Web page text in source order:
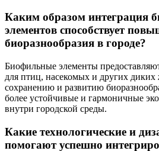
Каким образом интеграция
элементов способствует
биоразнообразия в городе?
Биофильные элементы
для птиц, насекомых и других
сохранению и развитию
более устойчивые и гармоничные
внутри городской среды.
Какие технологические и
помогают успешно